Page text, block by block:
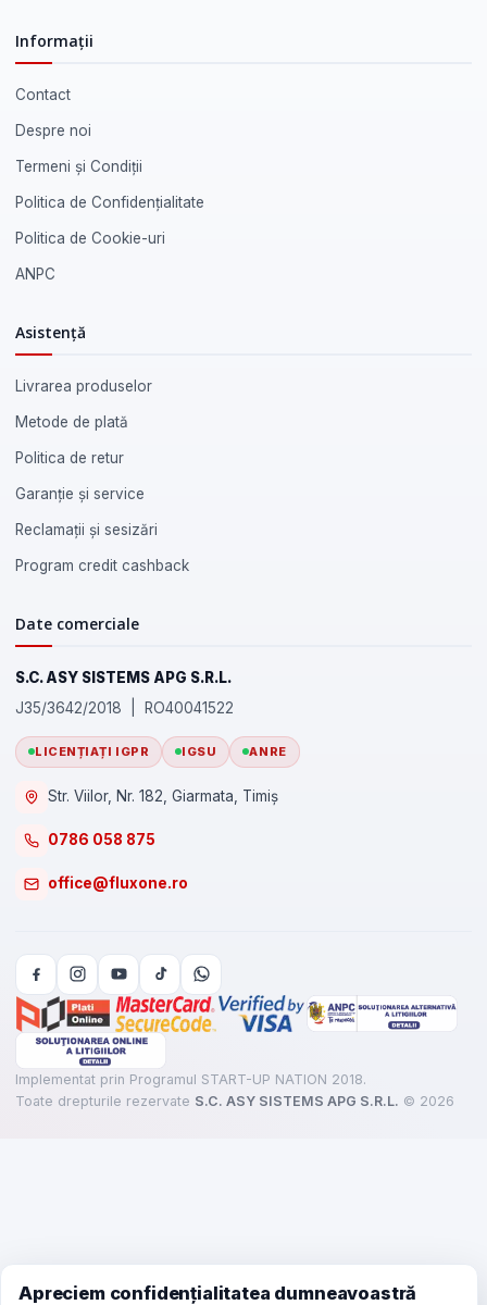
Apreciem confidențialitatea dumneavoastră
Informații
Contact
Despre noi
Termeni și Condiții
Politica de Confidențialitate
Politica de Cookie-uri
ANPC
Asistență
Livrarea produselor
Metode de plată
Politica de retur
Garanție și service
Reclamații și sesizări
Program credit cashback
Date comerciale
S.C. ASY SISTEMS APG S.R.L.
J35/3642/2018 | RO40041522
LICENȚIAȚI IGPR IGSU ANRE
Str. Viilor, Nr. 182, Giarmata, Timiș
0786 058 875
office@fluxone.ro
Implementat prin Programul START-UP NATION 2018.
Toate drepturile rezervate S.C. ASY SISTEMS APG S.R.L. © 2026